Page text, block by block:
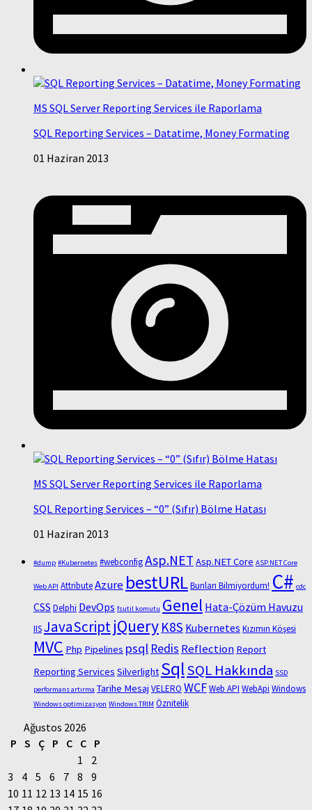
MS SQL Server Reporting Services ile Raporlama
SQL Reporting Services – Datatime, Money Formating
01 Haziran 2013
MS SQL Server Reporting Services ile Raporlama
SQL Reporting Services – “0” (Sıfır) Bölme Hatası
01 Haziran 2013
#dump #Kubernetes #webconfigAsp.NET Asp.NET Core ASP.NET Core
Web API AttributeAzure bestURLBunları Bilmiyordum! C# cdc
CSS Delphi DevOps fsutil komutu Genel Hata-Çözüm Havuzu
IISJavaScriptjQuery K8S Kubernetes Kızımın Köşesi
MVC Php Pipelines psql Redis Reflection Report
Reporting Services Silverlight SqlSQL Hakkında SSD
performans artırma Tarihe Mesaj VELERO WCFWeb API WebApi Windows
Windows optimizasyon Windows TRIM Öznitelik
Ağustos 2026
P S Ç P C C
P
1
2
3
4 5 6 7 8
9
10 11 12 13 14 15 16